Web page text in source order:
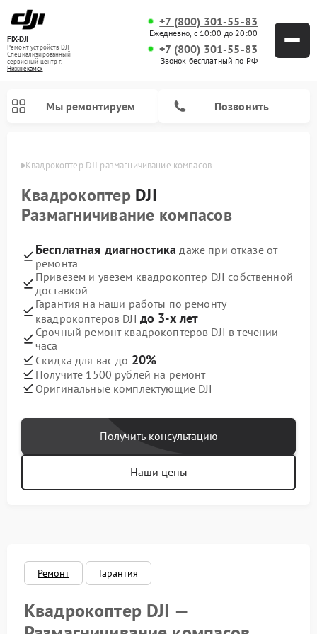
FIX-DJI
Ремонт устройств DJI
Специализированный
cервисный центр г.
Нижнекамск
+7 (800) 301-55-83
Ежедневно, с 10:00 до 20:00
+7 (800) 301-55-83
Звонок бесплатный по РФ
Мы ремонтируем Позвонить
Квадрокоптер DJI размагничивание компасов
Квадрокоптер DJI
Размагничивание компасов
Бесплатная диагностика даже при отказе от
ремонта
Привезем и увезем квадрокоптер DJI собственной
доставкой
Гарантия на наши работы по ремонту
квадрокоптеров DJI до 3-х лет
Срочный ремонт квадрокоптеров DJI в течении
часа
Скидка для вас до 20%
Получите 1500 рублей на ремонт
Оригинальные комплектующие DJI
Получить консультацию
Наши цены
Ремонт Гарантия
Квадрокоптер DJI —